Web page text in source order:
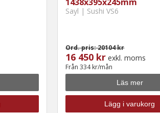
Sayl | Sushi VS6
Ord. pris: 20104 kr
16 450 kr exkl. moms
Från 334 kr/mån
Läs mer
Lägg i varukorg